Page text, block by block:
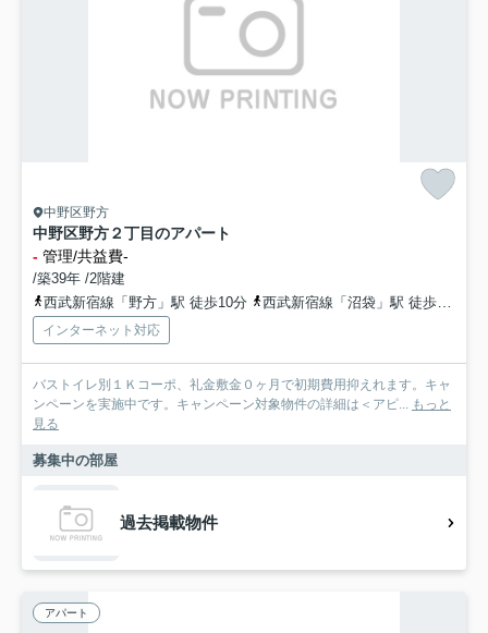
中野区野方
中野区野方２丁目のアパート
- 管理/共益費-
/築39年 /2階建
西武新宿線「野方」駅 徒歩10分
西武新宿線「沼袋」駅 徒歩13分
インターネット対応
バストイレ別１Ｋコーポ、礼金敷金０ヶ月で初期費用抑えれます。キャ
ンペーンを実施中です。キャンペーン対象物件の詳細は＜アピ... もっと
見る
募集中の部屋
過去掲載物件
アパート